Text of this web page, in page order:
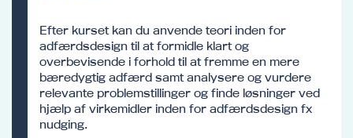
Efter kurset kan du anvende teori inden for
adfærdsdesign til at formidle klart og
overbevisende i forhold til at fremme en mere
bæredygtig adfærd samt analysere og vurdere
relevante problemstillinger og finde løsninger ved
hjælp af virkemidler inden for adfærdsdesign fx
nudging.